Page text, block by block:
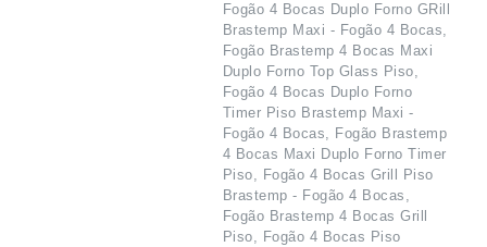
Fogão 4 Bocas Duplo Forno GRill
Brastemp Maxi - Fogão 4 Bocas,
Fogão Brastemp 4 Bocas Maxi
Duplo Forno Top Glass Piso,
Fogão 4 Bocas Duplo Forno
Timer Piso Brastemp Maxi -
Fogão 4 Bocas, Fogão Brastemp
4 Bocas Maxi Duplo Forno Timer
Piso, Fogão 4 Bocas Grill Piso
Brastemp - Fogão 4 Bocas,
Fogão Brastemp 4 Bocas Grill
Piso, Fogão 4 Bocas Piso